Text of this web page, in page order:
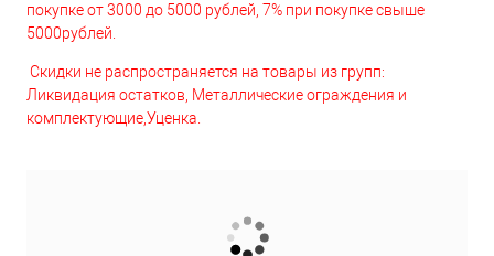
покупке от 3000 до 5000 рублей, 7% при покупке свыше
5000рублей.
Скидки не распространяется на товары из групп:
Ликвидация остатков, Металлические ограждения и
комплектующие,Уценка.